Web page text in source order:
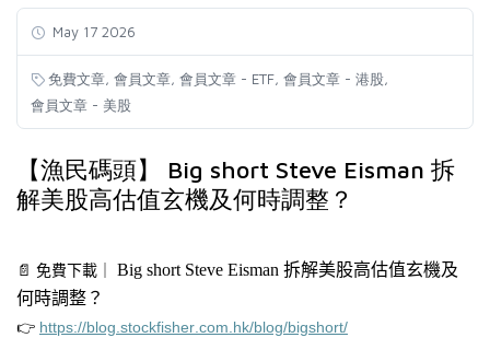
May 17 2026
免費文章 會員文章 會員文章 - ETF 會員文章 - 港股
會員文章 - 美股
【漁民碼頭】 Big short Steve Eisman 拆
解美股高估值玄機及何時調整？
📄 免費下載 Big short Steve Eisman 拆解美股高估值玄機及
何時調整？
👉 https://blog.stockfisher.com.hk/blog/bigshort/